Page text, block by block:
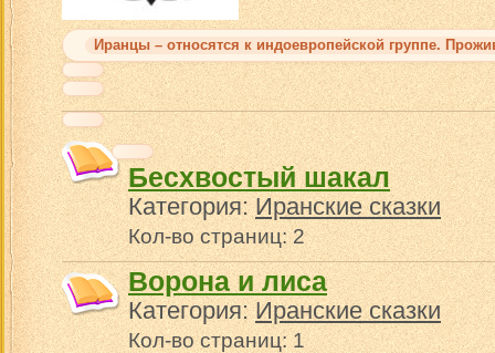
Иранцы – относятся к индоевропейской группе.
Бесхвостый шакал
Категория:Иранские сказки
Кол-во страниц: 2
Ворона и лиса
Категория:Иранские сказки
Кол-во страниц: 1